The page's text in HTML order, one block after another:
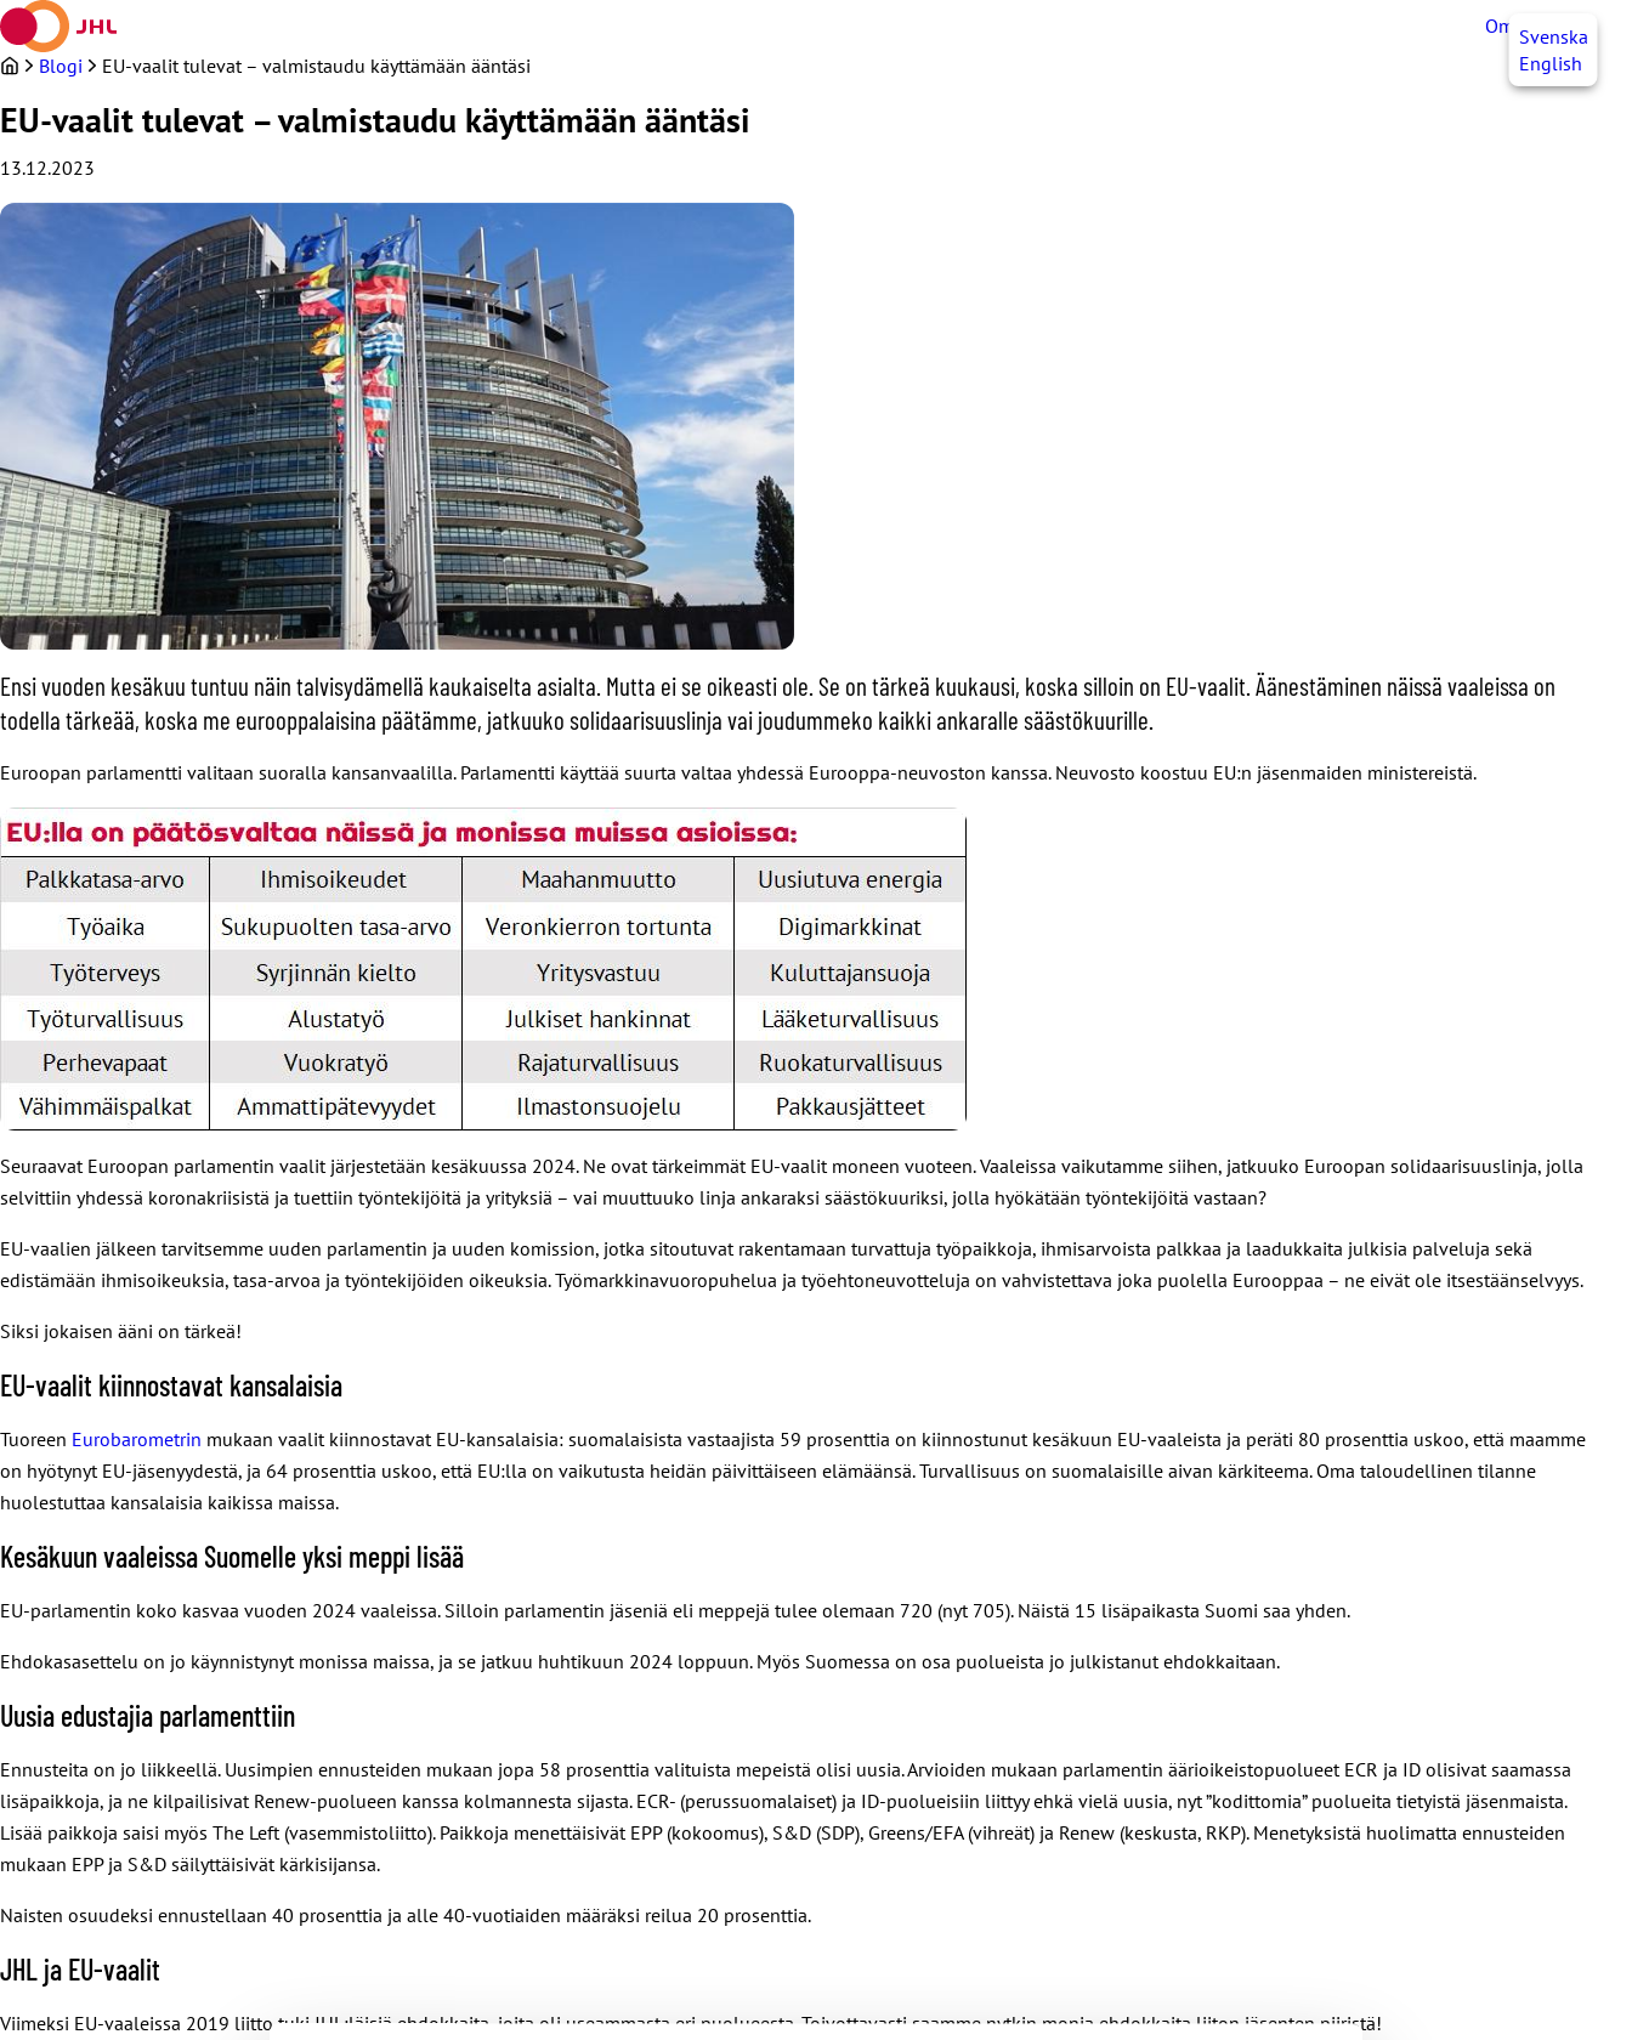
Siirry
sisältöön
OmaJHLSvenska
English
Blogi EU-vaalit tulevat – valmistaudu käyttämään ääntäsi
EU-vaalit tulevat – valmistaudu käyttämään ääntäsi
13.12.2023
Ensi vuoden kesäkuu tuntuu näin talvisydämellä kaukaiselta asialta. Mutta ei se oikeasti ole. Se on tärkeä kuukausi, koska silloin on EU-vaalit. Äänestäminen näissä vaaleissa on
todella tärkeää, koska me eurooppalaisina päätämme, jatkuuko solidaarisuuslinja vai joudummeko kaikki ankaralle säästökuurille.
Euroopan parlamentti valitaan suoralla kansanvaalilla. Parlamentti käyttää suurta valtaa yhdessä Eurooppa-neuvoston kanssa. Neuvosto koostuu EU:n jäsenmaiden ministereistä.
Seuraavat Euroopan parlamentin vaalit järjestetään kesäkuussa 2024. Ne ovat tärkeimmät EU-vaalit moneen vuoteen. Vaaleissa vaikutamme siihen, jatkuuko Euroopan solidaarisuuslinja, jolla
selvittiin yhdessä koronakriisistä ja tuettiin työntekijöitä ja yrityksiä – vai muuttuuko linja ankaraksi säästökuuriksi, jolla hyökätään työntekijöitä vastaan?
EU-vaalien jälkeen tarvitsemme uuden parlamentin ja uuden komission, jotka sitoutuvat rakentamaan turvattuja työpaikkoja, ihmisarvoista palkkaa ja laadukkaita julkisia palveluja sekä
edistämään ihmisoikeuksia, tasa-arvoa ja työntekijöiden oikeuksia. Työmarkkinavuoropuhelua ja työehtoneuvotteluja on vahvistettava joka puolella Eurooppaa – ne eivät ole itsestäänselvyys.
Siksi jokaisen ääni on tärkeä!
EU-vaalit kiinnostavat kansalaisia
Tuoreen Eurobarometrin mukaan vaalit kiinnostavat EU-kansalaisia: suomalaisista vastaajista 59 prosenttia on kiinnostunut kesäkuun EU-vaaleista ja peräti 80 prosenttia uskoo, että maamme
on hyötynyt EU-jäsenyydestä, ja 64 prosenttia uskoo, että EU:lla on vaikutusta heidän päivittäiseen elämäänsä. Turvallisuus on suomalaisille aivan kärkiteema. Oma taloudellinen tilanne
huolestuttaa kansalaisia kaikissa maissa.
Kesäkuun vaaleissa Suomelle yksi meppi lisää
EU-parlamentin koko kasvaa vuoden 2024 vaaleissa. Silloin parlamentin jäseniä eli meppejä tulee olemaan 720 (nyt 705). Näistä 15 lisäpaikasta Suomi saa yhden.
Ehdokasasettelu on jo käynnistynyt monissa maissa, ja se jatkuu huhtikuun 2024 loppuun. Myös Suomessa on osa puolueista jo julkistanut ehdokkaitaan.
Uusia edustajia parlamenttiin
Ennusteita on jo liikkeellä. Uusimpien ennusteiden mukaan jopa 58 prosenttia valituista mepeistä olisi uusia. Arvioiden mukaan parlamentin äärioikeistopuolueet ECR ja ID olisivat saamassa
lisäpaikkoja, ja ne kilpailisivat Renew-puolueen kanssa kolmannesta sijasta. ECR- (perussuomalaiset) ja ID-puolueisiin liittyy ehkä vielä uusia, nyt ”kodittomia” puolueita tietyistä jäsenmaista.
Lisää paikkoja saisi myös The Left (vasemmistoliitto). Paikkoja menettäisivät EPP (kokoomus), S&D (SDP), Greens/EFA (vihreät) ja Renew (keskusta, RKP). Menetyksistä huolimatta ennusteiden
mukaan EPP ja S&D säilyttäisivät kärkisijansa.
Naisten osuudeksi ennustellaan 40 prosenttia ja alle 40-vuotiaiden määräksi reilua 20 prosenttia.
JHL ja EU-vaalit
Viimeksi EU-vaaleissa 2019 liitto tuki JHL:läisiä ehdokkaita, joita oli useammasta eri puolueesta. Toivottavasti saamme nytkin monia ehdokkaita liiton jäsenten piiristä!